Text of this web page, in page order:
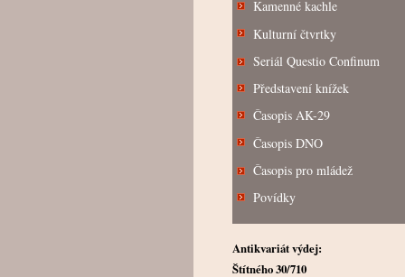
Kamenné kachle
Kulturní čtvrtky
Seriál Questio Confinum
Představení knížek
Časopis AK-29
Časopis DNO
Časopis pro mládež
Povídky
Antikvariát výdej:
Štítného 30/710